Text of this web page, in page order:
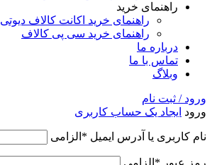
راهنمای خرید
راهنمای خرید اکانت کالاف دیوتی
راهنمای خرید سی پی کالاف
درباره ما
تماس با ما
وبلاگ
ورود / ثبت نام
ورود ایجاد یک حساب کاربری
نام کاربری یا آدرس ایمیل * الزامی
رمز عبور * الزامی